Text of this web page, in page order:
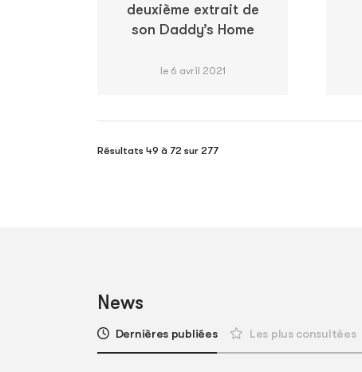
deuxième extrait de
son Daddy’s Home
le 6 avril 2021
Résultats 49 à 72 sur 277
News
Dernières publiées Les plus consultées